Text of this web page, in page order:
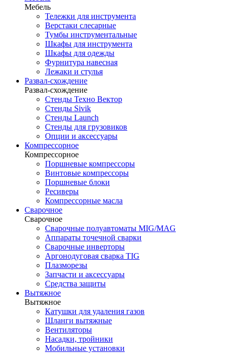
Мебель
Тележки для инструмента
Верстаки слесарные
Тумбы инструментальные
Шкафы для инструмента
Шкафы для одежды
Фурнитура навесная
Лежаки и стулья
Развал-схождение
Развал-схождение
Стенды Техно Вектор
Стенды Sivik
Стенды Launch
Стенды для грузовиков
Опции и аксессуары
Компрессорное
Компрессорное
Поршневые компрессоры
Винтовые компрессоры
Поршневые блоки
Ресиверы
Компрессорные масла
Сварочное
Сварочное
Сварочные полуавтоматы MIG/MAG
Аппараты точечной сварки
Сварочные инверторы
Аргонодуговая сварка TIG
Плазморезы
Запчасти и аксессуары
Средства защиты
Вытяжное
Вытяжное
Катушки для удаления газов
Шланги вытяжные
Вентиляторы
Насадки, тройники
Мобильные установки